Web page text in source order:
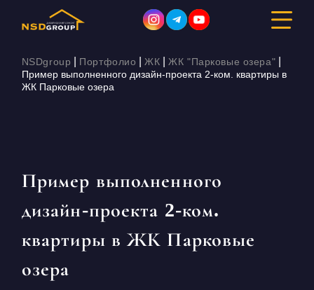
СТРОИТЕЛЬСТВО
ПОРТФОЛИО
СТОИМОСТЬ
О КОМПАНИИ
NSDgroup Портфолио ЖК ЖК "Парковые озера"
Пример выполненного дизайн-проекта 2-ком. квартиры в
ЖК Парковые озера
Пример выполненного
дизайн-проекта 2-ком.
квартиры в ЖК Парковые
озера